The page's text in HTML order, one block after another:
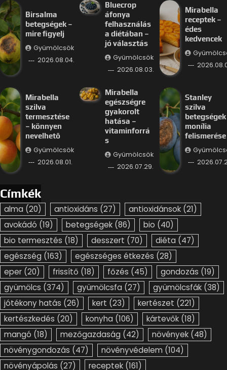
Birsalma
betegségek –
mire figyelj
Gyümölcsök
2026.08.04.
Bluecrop
áfonya
felhasználás
a diétában –
jó választás
Gyümölcsök
2026.08.03.
Mirabella
receptek –
édes
kedvencek
Mirabella
szilva
termesztése
– könnyen
nevelhető
Gyümölcsök
2026.08.01.
Mirabella
egészségre
gyakorolt
hatása –
vitaminforrá
s
Gyümölcsök
2026.07.29.
Stanley
szilva
betegségek
monília
felismerése
Címkék
alma (20) antioxidáns (27) antioxidánsok (21)
avokádó (19) betegségek (86) bio (40)
bio termesztés (18) desszert (70) diéta (47)
egészség (163) egészséges étkezés (28)
eper (20) frissítő (18) főzés (45) gondozás (19)
gyümölcs (374) gyümölcsfa (27) gyümölcsfák (38)
jótékony hatás (26) kert (23) kertészet (221)
kertészkedés (20) konyha (106) kártevők (18)
mangó (18) mezőgazdaság (42) növények (48)
növénygondozás (47) növényvédelem (104)
növényápolás (27) receptek (161)